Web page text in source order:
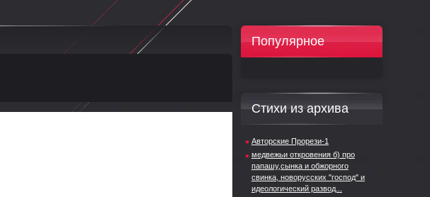
Популярное
Стихи из архива
Авторские Прорези-1
медвежьи откровения б) про
папашу,сынка и обжорного
свинка, новорусских "господ" и
идеологический развод...